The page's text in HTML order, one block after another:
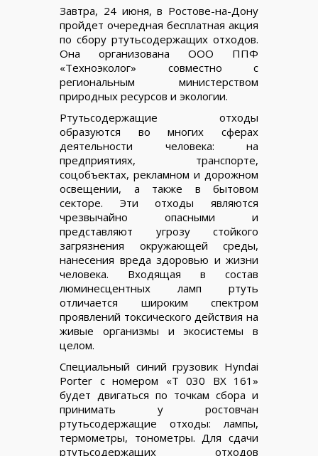
Завтра, 24 июня, в Ростове-на-Дону
пройдет очередная бесплатная акция
по сбору ртутьсодержащих отходов.
Она организована ООО ППФ
«Техноэколог» совместно с
региональным министерством
природных ресурсов и экологии.
Ртутьсодержащие отходы
образуются во многих сферах
деятельности человека: на
предприятиях, транспорте,
соцобъектах, рекламном и дорожном
освещении, а также в бытовом
секторе. Эти отходы являются
чрезвычайно опасными и
представляют угрозу стойкого
загрязнения окружающей среды,
нанесения вреда здоровью и жизни
человека. Входящая в состав
люминесцентных ламп ртуть
отличается широким спектром
проявлений токсического действия на
живые организмы и экосистемы в
целом.
Специальный синий грузовик Hyndai
Porter с номером «Т 030 ВХ 161»
будет двигаться по точкам сбора и
принимать у ростовчан
ртутьсодержащие отходы: лампы,
термометры, тонометры. Для сдачи
ртутьсодержащих отходов